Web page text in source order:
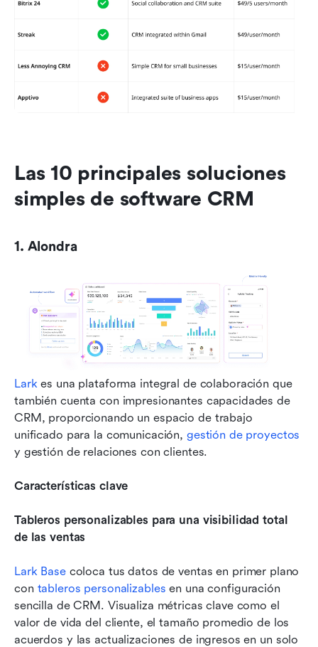
Las 10 principales soluciones
simples de software CRM
1. Alondra
Lark es una plataforma integral de colaboración que
también cuenta con impresionantes capacidades de
CRM, proporcionando un espacio de trabajo
unificado para la comunicación, gestión de proyectos
y gestión de relaciones con clientes.
Características clave
Tableros personalizables para una visibilidad total
de las ventas
Lark Base coloca tus datos de ventas en primer plano
con tableros personalizables en una configuración
sencilla de CRM. Visualiza métricas clave como el
valor de vida del cliente, el tamaño promedio de los
acuerdos y las actualizaciones de ingresos en un solo